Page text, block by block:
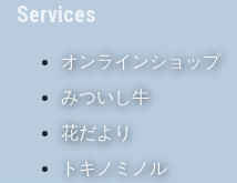
Services
オンラインショップ
みついし牛
花だより
トキノミノル